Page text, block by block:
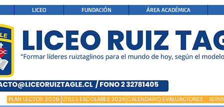
LICEO FUNDACIÓN ÁREA ACADÉMICA
PLAN LECTOR 2026 ÚTILES ESCOLARES 2026 CALENDARIO EVALUACIONES